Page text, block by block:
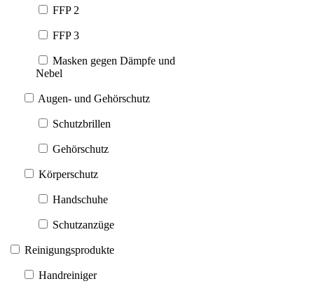
FFP 2
FFP 3
Masken gegen Dämpfe und
Nebel
Augen- und Gehörschutz
Schutzbrillen
Gehörschutz
Körperschutz
Handschuhe
Schutzanzüge
Reinigungsprodukte
Handreiniger